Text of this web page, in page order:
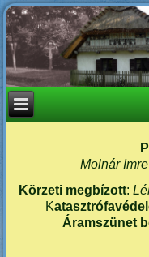
Molnár
Körzeti megbízott:
K
Áramszünet